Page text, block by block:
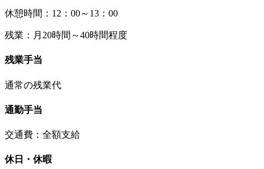
休憩時間：12：00～13：00
残業：月20時間～40時間程度
残業手当
通常の残業代
通勤手当
交通費：全額支給
休日・休暇